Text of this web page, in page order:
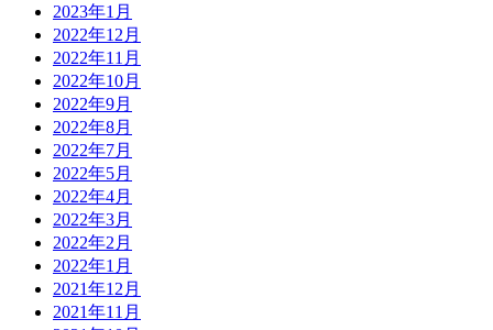
2023年1月
2022年12月
2022年11月
2022年10月
2022年9月
2022年8月
2022年7月
2022年5月
2022年4月
2022年3月
2022年2月
2022年1月
2021年12月
2021年11月